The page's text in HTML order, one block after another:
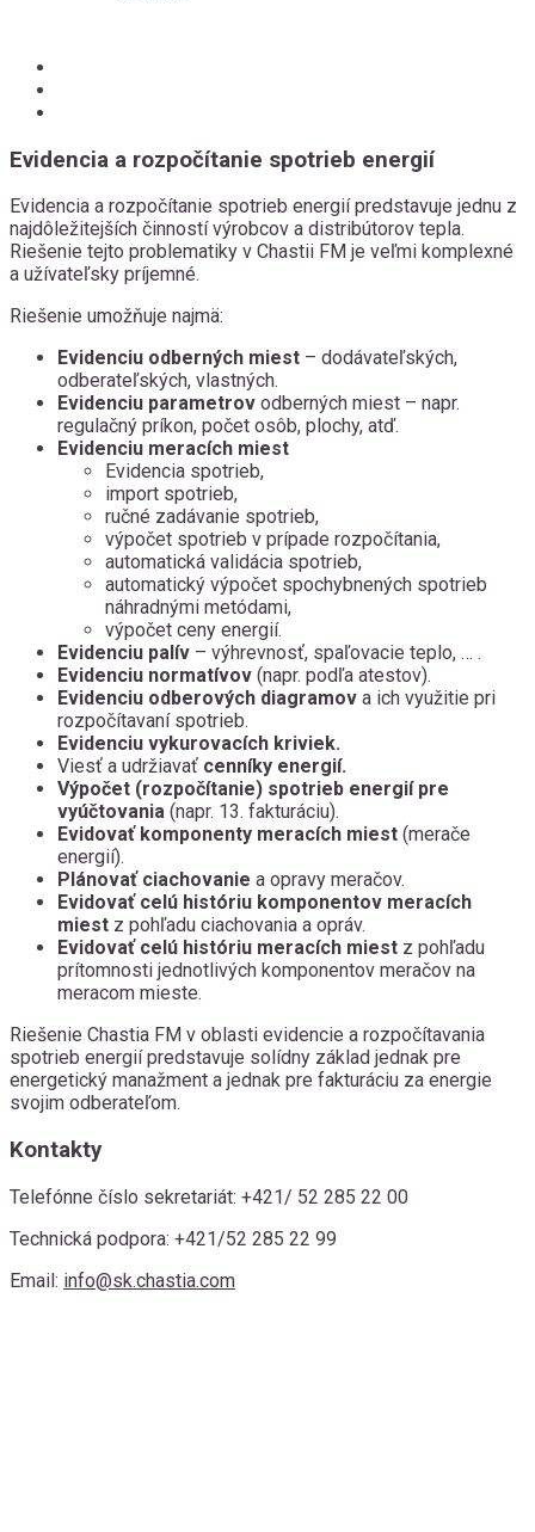
Evidencia a rozpočítanie spotrieb energií
Evidencia a rozpočítanie spotrieb energií predstavuje jednu z
najdôležitejších činností výrobcov a distribútorov tepla.
Riešenie tejto problematiky v Chastii FM je veľmi komplexné
a užívateľsky príjemné.
Riešenie umožňuje najmä:
Evidenciu odberných miest – dodávateľských,
odberateľských, vlastných.
Evidenciu parametrov odberných miest – napr.
regulačný príkon, počet osôb, plochy, atď.
Evidenciu meracích miest
Evidencia spotrieb,
import spotrieb,
ručné zadávanie spotrieb,
výpočet spotrieb v prípade rozpočítania,
automatická validácia spotrieb,
automatický výpočet spochybnených spotrieb
náhradnými metódami,
výpočet ceny energií.
Evidenciu palív – výhrevnosť, spaľovacie teplo, … .
Evidenciu normatívov (napr. podľa atestov).
Evidenciu odberových diagramov a ich využitie pri
rozpočítavaní spotrieb.
Evidenciu vykurovacích kriviek.
Viesť a udržiavať cenníky energií.
Výpočet (rozpočítanie) spotrieb energií pre
vyúčtovania (napr. 13. fakturáciu).
Evidovať komponenty meracích miest (merače
energií).
Plánovať ciachovanie a opravy meračov.
Evidovať celú históriu komponentov meracích
miest z pohľadu ciachovania a opráv.
Evidovať celú históriu meracích miest z pohľadu
prítomnosti jednotlivých komponentov meračov na
meracom mieste.
Riešenie Chastia FM v oblasti evidencie a rozpočítavania
spotrieb energií predstavuje solídny základ jednak pre
energetický manažment a jednak pre fakturáciu za energie
svojim odberateľom.
Kontakty
Telefónne číslo sekretariát: +421/ 52 285 22 00
Technická podpora: +421/52 285 22 99
Email: info@sk.chastia.com